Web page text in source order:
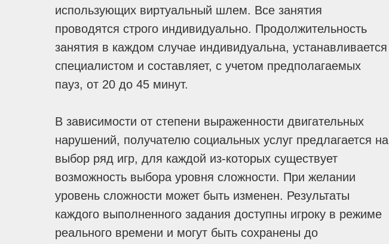
использующих виртуальный шлем. Все занятия
проводятся строго индивидуально. Продолжительность
занятия в каждом случае индивидуальна, устанавливается
специалистом и составляет, с учетом предполагаемых
пауз, от 20 до 45 минут.
В зависимости от степени выраженности двигательных
нарушений, получателю социальных услуг предлагается на
выбор ряд игр, для каждой из-которых существует
возможность выбора уровня сложности. При желании
уровень сложности может быть изменен. Результаты
каждого выполненного задания доступны игроку в режиме
реального времени и могут быть сохранены до